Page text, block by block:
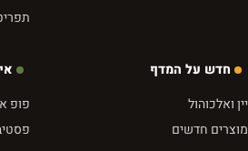
חדש על המדף
יין ואלכוהול
מוצרים חדשים
פופ